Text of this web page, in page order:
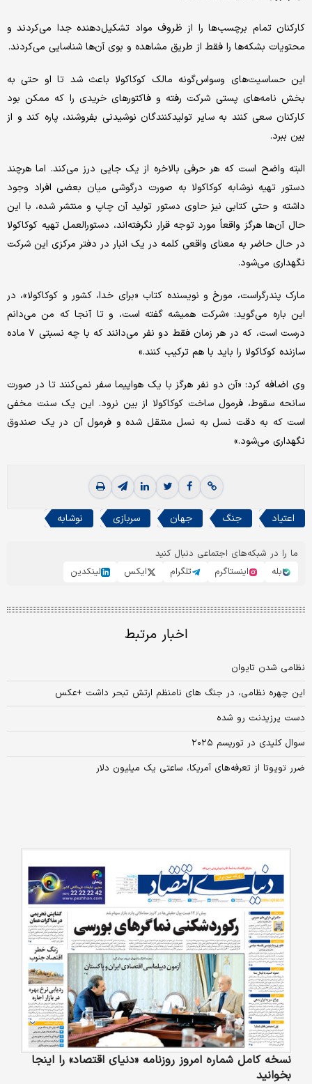
کارکنان تمام برچسب‌ها را از ظروف مواد تشکیل‌دهنده جدا می‌کردند و
محتویات بشکه‌ها را فقط از طریق مشاهده و بوی آن‌ها شناسایی می‌کردند.
این حساسیت‌های وسواس‌گونه مالک کوکاکولا باعث شد تا او حتی به
بخش نامه‌های پستی شرکت رفته و فاکتورهای خریدی را که ممکن بود
کارکنان سعی کنند به سایر تولید‌کنندگان نوشیدنی بفروشند، پاره کند و از
بین ببرد.
البته واضح است که هر حرفی بالاخره از یک جایی درز می‌کند. اما هرچند
دستور تهیه نوشابه کوکاکولا به صورت درگوشی میان بعضی افراد وجود
داشته و حتی کتابی نیز حاوی دستور تولید آن چاپ و منتشر شده، با این
حال آن‌ها هرگز واقعاً مورد توجه قرار نگرفته‌اند، دستورالعمل تهیه کوکاکولا
در حال حاضر به معنای واقعی کلمه در یک انبار در دفتر مرکزی این شرکت
نگهداری می‌شود.
مارک پندرگراست، مورخ و نویسنده کتاب «برای خدا، کشور و کوکاکولا»، در
این باره می‌گوید: «شرکت همیشه گفته است، و تا آنجا که من می‌دانم
درست است، که در هر زمان فقط دو نفر می‌دانند که با چه نسبتی ۷ ماده
سازنده کوکاکولا را باید با هم ترکیب کنند.»
وی اضافه کرد: «آن دو نفر هرگز با یک هواپیما سفر نمی‌کنند تا در صورت
سانحه سقوط، فرمول ساخت کوکاکولا از بین نرود. این یک سنت مخفی
است که به دقت نسل به نسل منتقل شده و فرمول آن در یک صندوق
نگهداری می‌شود.»
اعتیاد جنگ جهان سربازی نوشابه
ما را در شبکه‌های اجتماعی دنبال کنید
بله
اینستاگرم تلگرام ایکس لینکدین
اخبار مرتبط
نظامی شدن تایوان
این چهره نظامی، در جنگ های نامنظم ارتش تبحر داشت +عکس
دست پرزیدنت رو شده
سوال کلیدی در توریسم ۲۰۲۵
ضرر تویوتا از تعرفه‌‌های آمریکا، ساعتی یک میلیون دلار
نسخه کامل شماره امروز روزنامه «دنیای‌ اقتصاد» را اینجا
بخوانید